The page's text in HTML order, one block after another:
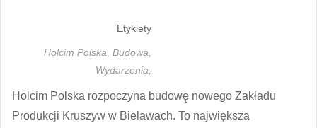
Etykiety
Holcim Polska, Budowa,
Wydarzenia,
Holcim Polska rozpoczyna budowę nowego Zakładu
Produkcji Kruszyw w Bielawach. To największa